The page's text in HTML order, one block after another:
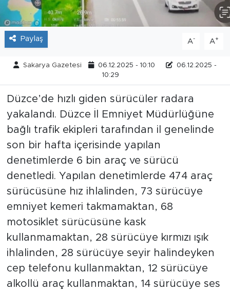
Paylaş A- A+
Sakarya Gazetesi 06.12.2025 - 10:10
06.12.2025 -
10:29
Düzce’de hızlı giden sürücüler radara
yakalandı. Düzce İl Emniyet Müdürlüğüne
bağlı trafik ekipleri tarafından il genelinde
son bir hafta içerisinde yapılan
denetimlerde 6 bin araç ve sürücü
denetledi. Yapılan denetimlerde 474 araç
sürücüsüne hız ihlalinden, 73 sürücüye
emniyet kemeri takmamaktan, 68
motosiklet sürücüsüne kask
kullanmamaktan, 28 sürücüye kırmızı ışık
ihlalinden, 28 sürücüye seyir halindeyken
cep telefonu kullanmaktan, 12 sürücüye
alkollü araç kullanmaktan, 14 sürücüye ses
Foto Şaka
Teknoloji